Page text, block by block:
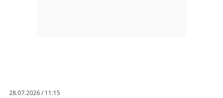
28.07.2026 / 11:15